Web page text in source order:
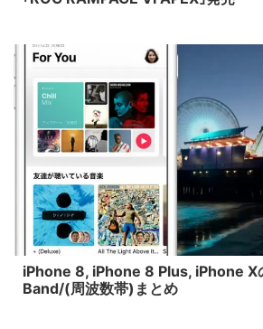
iPhone 8, iPhone 8 Plus, iPhone X
Band/(周波数帯)まとめ